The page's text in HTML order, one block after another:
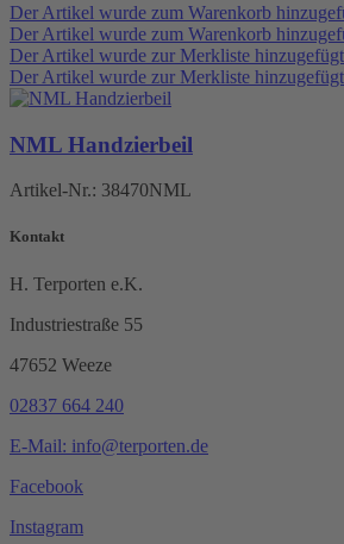
Der Artikel wurde zum Warenkorb
Der Artikel wurde zum Warenkorb
Der Artikel wurde zur Merkliste
Der Artikel wurde zur Merkliste
NML Handzierbeil
Artikel-Nr.: 38470NML
Kontakt
H. Terporten e.K.
Industriestraße 55
47652 Weeze
02837 664 240
E-Mail: info@terporten.de
Facebook
Instagram